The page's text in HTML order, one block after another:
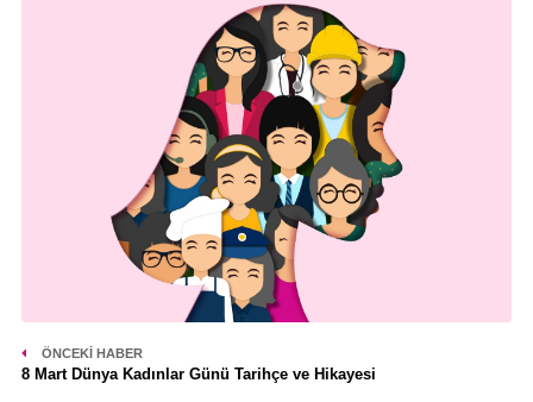
ÖNCEKI HABER
8 Mart Dünya Kadınlar Günü Tarihçe ve Hikayesi